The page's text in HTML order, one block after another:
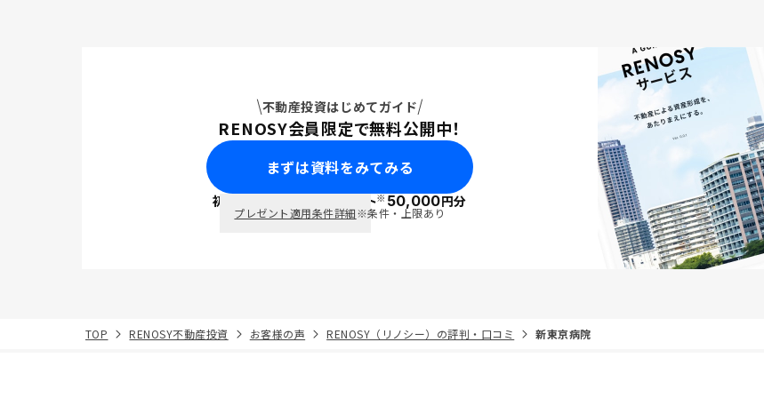
不動産投資はじめてガイド
RENOSY会員限定で無料公開中！
まずは資料をみてみる
初回面談で ポイント※50,000円分
プレゼント適用条件詳細※条件・上限あり
TOP RENOSY不動産投資 お客様の声 RENOSY（リノシー）の評判・口コミ 新東京病院